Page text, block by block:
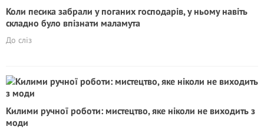
Коли песика забрали у поганих господарів, у ньому навіть
складно було впізнати маламута
До сліз
Килими ручної роботи: мистецтво, яке ніколи не виходить з
моди